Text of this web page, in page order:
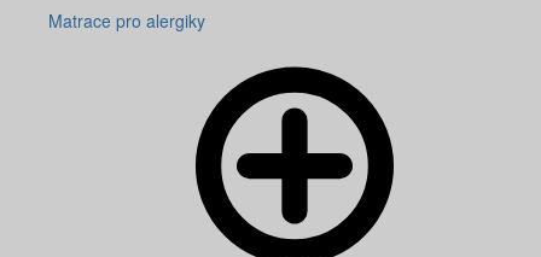
Matrace pro alergiky